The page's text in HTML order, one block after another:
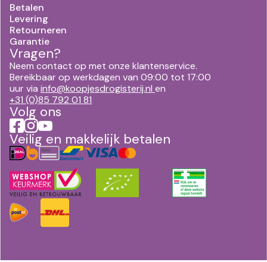
Betalen
Levering
Retourneren
Garantie
Vragen?
Neem contact op met onze klantenservice.
Bereikbaar op werkdagen van 09:00 tot 17:00
uur via info@koopjesdrogisterij.nl en
+31 (0)85 792 01 81
Volg ons
Veilig en makkelijk betalen